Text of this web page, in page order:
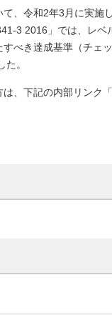
、令和2年3月に実施
3 2016」では、レベ
べき達成基準（チェ
。
、下記の内部リンク